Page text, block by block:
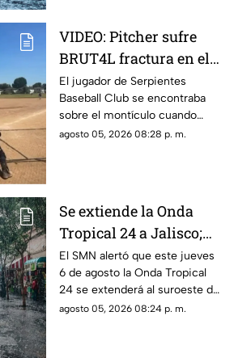
VIDEO: Pitcher sufre
BRUT4L fractura en el
brazo mientras lanzaba
El jugador de Serpientes
Baseball Club se encontraba
sobre el montículo cuando
inició el movimiento para
agosto 05, 2026 08:28 p. m.
Se extiende la Onda
Tropical 24 a Jalisco;
¿cómo modificará el
clima de Guadalajara?
El SMN alertó que este jueves
6 de agosto la Onda Tropical
24 se extenderá al suroeste de
Jalisco; así modificará el clima
agosto 05, 2026 08:24 p. m.